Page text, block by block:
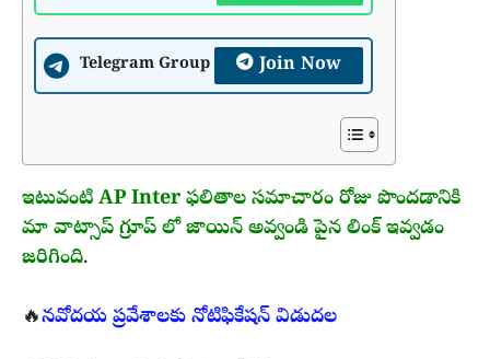
Telegram Group Join Now
ఇటువంటి AP Inter ఫలితాల సమాచారం రోజు పొందడానికి
మా వాట్సాప్ గ్రూప్ లో జాయిన్ అవ్వండి పైన లింక్ ఇవ్వడం
జరిగింది.
🔥నవోదయ ప్రవేశాలకు నోటిఫికేషన్ విడుదల